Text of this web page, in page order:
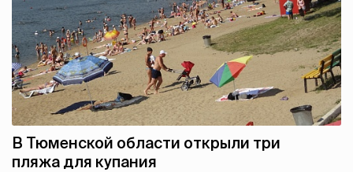
В Тюменской области открыли три
пляжа для купания